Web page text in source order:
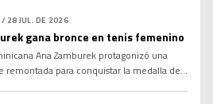
/ 28 JUL. DE 2026
gana bronce en tenis femenino
Ana Zamburek protagonizó una
remontada para conquistar la medalla de